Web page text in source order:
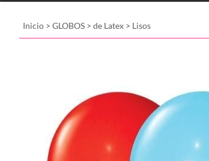
Inicio > GLOBOS > de Latex > Lisos